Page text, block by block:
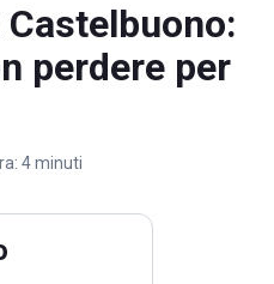
perdere per
4 minuti